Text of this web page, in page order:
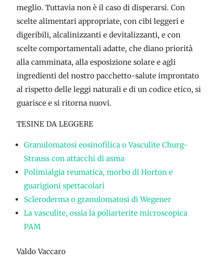
meglio. Tuttavia non è il caso di disperarsi. Con
scelte alimentari appropriate, con cibi leggeri e
digeribili, alcalinizzanti e devitalizzanti, e con
scelte comportamentali adatte, che diano priorità
alla camminata, alla esposizione solare e agli
ingredienti del nostro pacchetto-salute improntato
al rispetto delle leggi naturali e di un codice etico, si
guarisce e si ritorna nuovi.
TESINE DA LEGGERE
Granulomatosi eosinofilica o Vasculite Churg-
Strauss con attacchi di asma
Polimialgia reumatica, morbo di Horton e
guarigioni spettacolari
Scleroderma o granulomatosi di Wegener
La vasculite, ossia la poliarterite microscopica
PAM
Valdo Vaccaro